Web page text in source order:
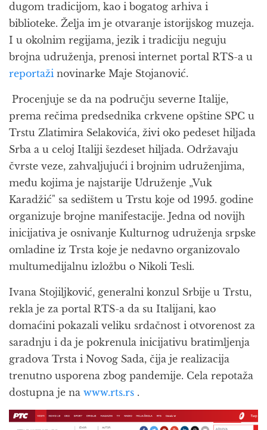
dugom tradicijom, kao i bogatog arhiva i
biblioteke. Želja im je otvaranje istorijskog muzeja.
I u okolnim regijama, jezik i tradiciju neguju
brojna udruženja, prenosi internet portal RTS-a u
reportaži novinarke Maje Stojanović.
Procenjuje se da na području severne Italije,
prema rečima predsednika crkvene opštine SPC u
Trstu Zlatimira Selakovića, živi oko pedeset hiljada
Srba a u celoj Italiji šezdeset hiljada. Održavaju
čvrste veze, zahvaljujući i brojnim udruženjima,
među kojima je najstarije Udruženje „Vuk
Karadžić" sa sedištem u Trstu koje od 1995. godine
organizuje brojne manifestacije. Jedna od novijh
inicijativa je osnivanje Kulturnog udruženja srpske
omladine iz Trsta koje je nedavno organizovalo
multumedijalnu izložbu o Nikoli Tesli.
Ivana Stojiljković, generalni konzul Srbije u Trstu,
rekla je za portal RTS-a da su Italijani, kao
domaćini pokazali veliku srdačnost i otvorenost za
saradnju i da je pokrenula inicijativu bratimljenja
gradova Trsta i Novog Sada, čija je realizacija
trenutno usporena zbog pandemije. Cela repotaža
dostupna je na www.rts.rs .